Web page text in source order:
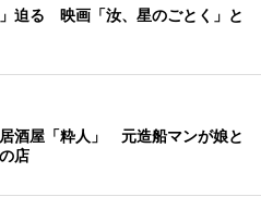
迫る 映画「汝、星のごとく」と
酒屋「粋人」 元造船マンが娘と
店